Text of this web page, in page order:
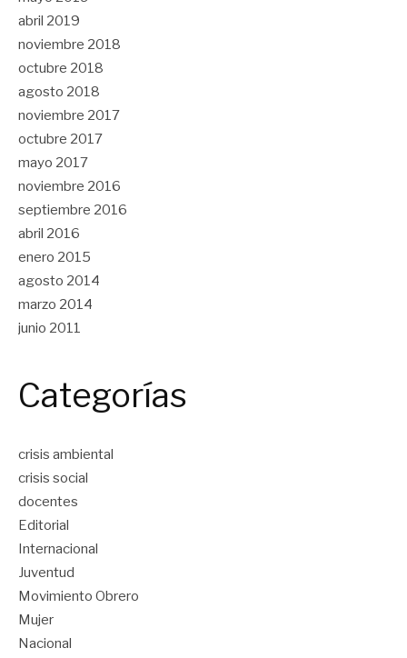
abril 2019
noviembre 2018
octubre 2018
agosto 2018
noviembre 2017
octubre 2017
mayo 2017
noviembre 2016
septiembre 2016
abril 2016
enero 2015
agosto 2014
marzo 2014
junio 2011
Categorías
crisis ambiental
crisis social
docentes
Editorial
Internacional
Juventud
Movimiento Obrero
Mujer
Nacional